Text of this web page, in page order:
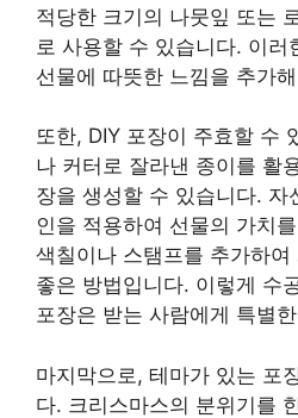
적당한 크기의 나뭇잎 또는
로 사용할 수 있습니다. 이러
선물에 따뜻한 느낌을 추가
또한, DIY 포장이 주효할 수
나 커터로 잘라낸 종이를 활
장을 생성할 수 있습니다. 자
인을 적용하여 선물의 가치
색칠이나 스탬프를 추가하
좋은 방법입니다. 이렇게 수
포장은 받는 사람에게 특별
마지막으로, 테마가 있는 포
다. 크리스마스의 분위기를